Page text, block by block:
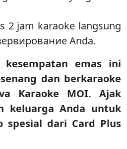
jam karaoke langsung
Anda.
kesempatan emas ini
dan berkaraoke
Karaoke MOI. Ajak
keluarga Anda untuk
spesial dari Card Plus